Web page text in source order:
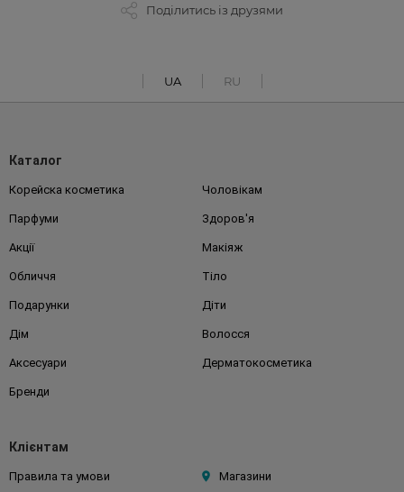
Поділитись із друзями
UA RU
Каталог
Корейска косметика Чоловікам
Парфуми Здоров'я
Акції Макіяж
Обличчя Тіло
Подарунки Діти
Дім Волосся
Аксесуари Дерматокосметика
Бренди
Клієнтам
Правила та умови Магазини